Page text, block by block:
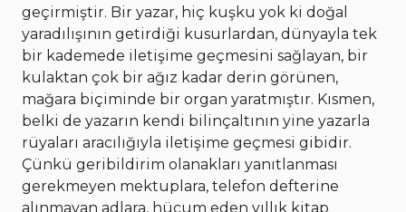
geçirmiştir. Bir yazar, hiç kuşku yok ki doğal
yaradılışının getirdiği kusurlardan, dünyayla tek
bir kademede iletişime geçmesini sağlayan, bir
kulaktan çok bir ağız kadar derin görünen,
mağara biçiminde bir organ yaratmıştır. Kısmen,
belki de yazarın kendi bilinçaltının yine yazarla
rüyaları aracılığıyla iletişime geçmesi gibidir.
Çünkü geribildirim olanakları yanıtlanması
gerekmeyen mektuplara, telefon defterine
alınmayan adlara, hücum eden yıllık kitap